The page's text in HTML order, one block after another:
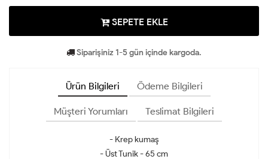
SEPETE EKLE
Siparişiniz 1-5 gün içinde kargoda.
Ürün Bilgileri Ödeme Bilgileri
Müşteri Yorumları Teslimat Bilgileri
- Krep kumaş
- Üst Tunik - 65 cm